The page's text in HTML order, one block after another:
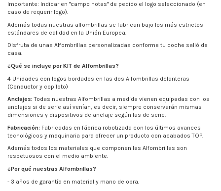
Importante: Indicar en "campo notas" de pedido el logo seleccionado (en
caso de requerir logo).
Además todas nuestras alfombrillas se fabrican bajo los más estrictos
estándares de calidad en la Unión Europea.
Disfruta de unas Alfombrillas personalizadas conforme tu coche salió de
casa.
¿Qué se incluye por KIT de Alfombrillas?
4 Unidades con logos bordados en las dos Alfombrillas delanteras
(Conductor y copiloto)
Anclajes: Todas nuestras Alfombrillas a medida vienen equipadas con los
anclajes si de serie así venían, es decir, siempre conservarán mismas
dimensiones y dispositivos de anclaje según las de serie.
Fabricación: Fabricadas en fábrica robotizada con los últimos avances
tecnológicos y maquinaria para ofrecer un producto con acabados TOP.
Además todos los materiales que componen las Alfombrillas son
respetuosos con el medio ambiente.
¿Por qué nuestras Alfombrillas?
- 3 años de garantía en material y mano de obra.